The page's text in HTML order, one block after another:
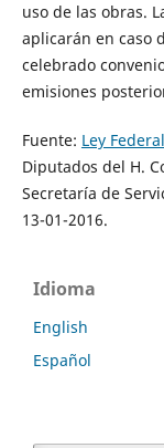
uso de las obras.
aplicarán en caso
celebrado
emisiones
Fuente: Ley
Diputados del H.
Secretaría de
13-01-2016.
Idioma
English
Español